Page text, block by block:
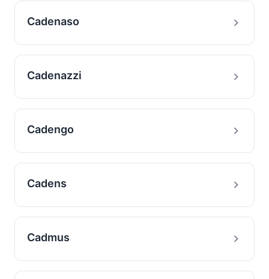
Cadenaso
Cadenazzi
Cadengo
Cadens
Cadmus